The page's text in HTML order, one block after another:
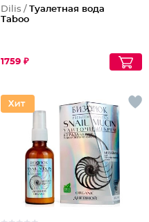
Dilis / Туалетная вода
Taboo
1759 ₽